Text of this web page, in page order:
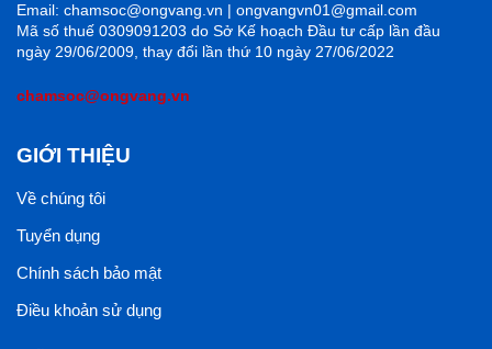
Email: chamsoc@ongvang.vn | ongvangvn01@gmail.com
Mã số thuế 0309091203 do Sở Kế hoạch Đầu tư cấp lần đầu
ngày 29/06/2009, thay đổi lần thứ 10 ngày 27/06/2022
chamsoc@ongvang.vn
GIỚI THIỆU
Về chúng tôi
Tuyển dụng
Chính sách bảo mật
Điều khoản sử dụng